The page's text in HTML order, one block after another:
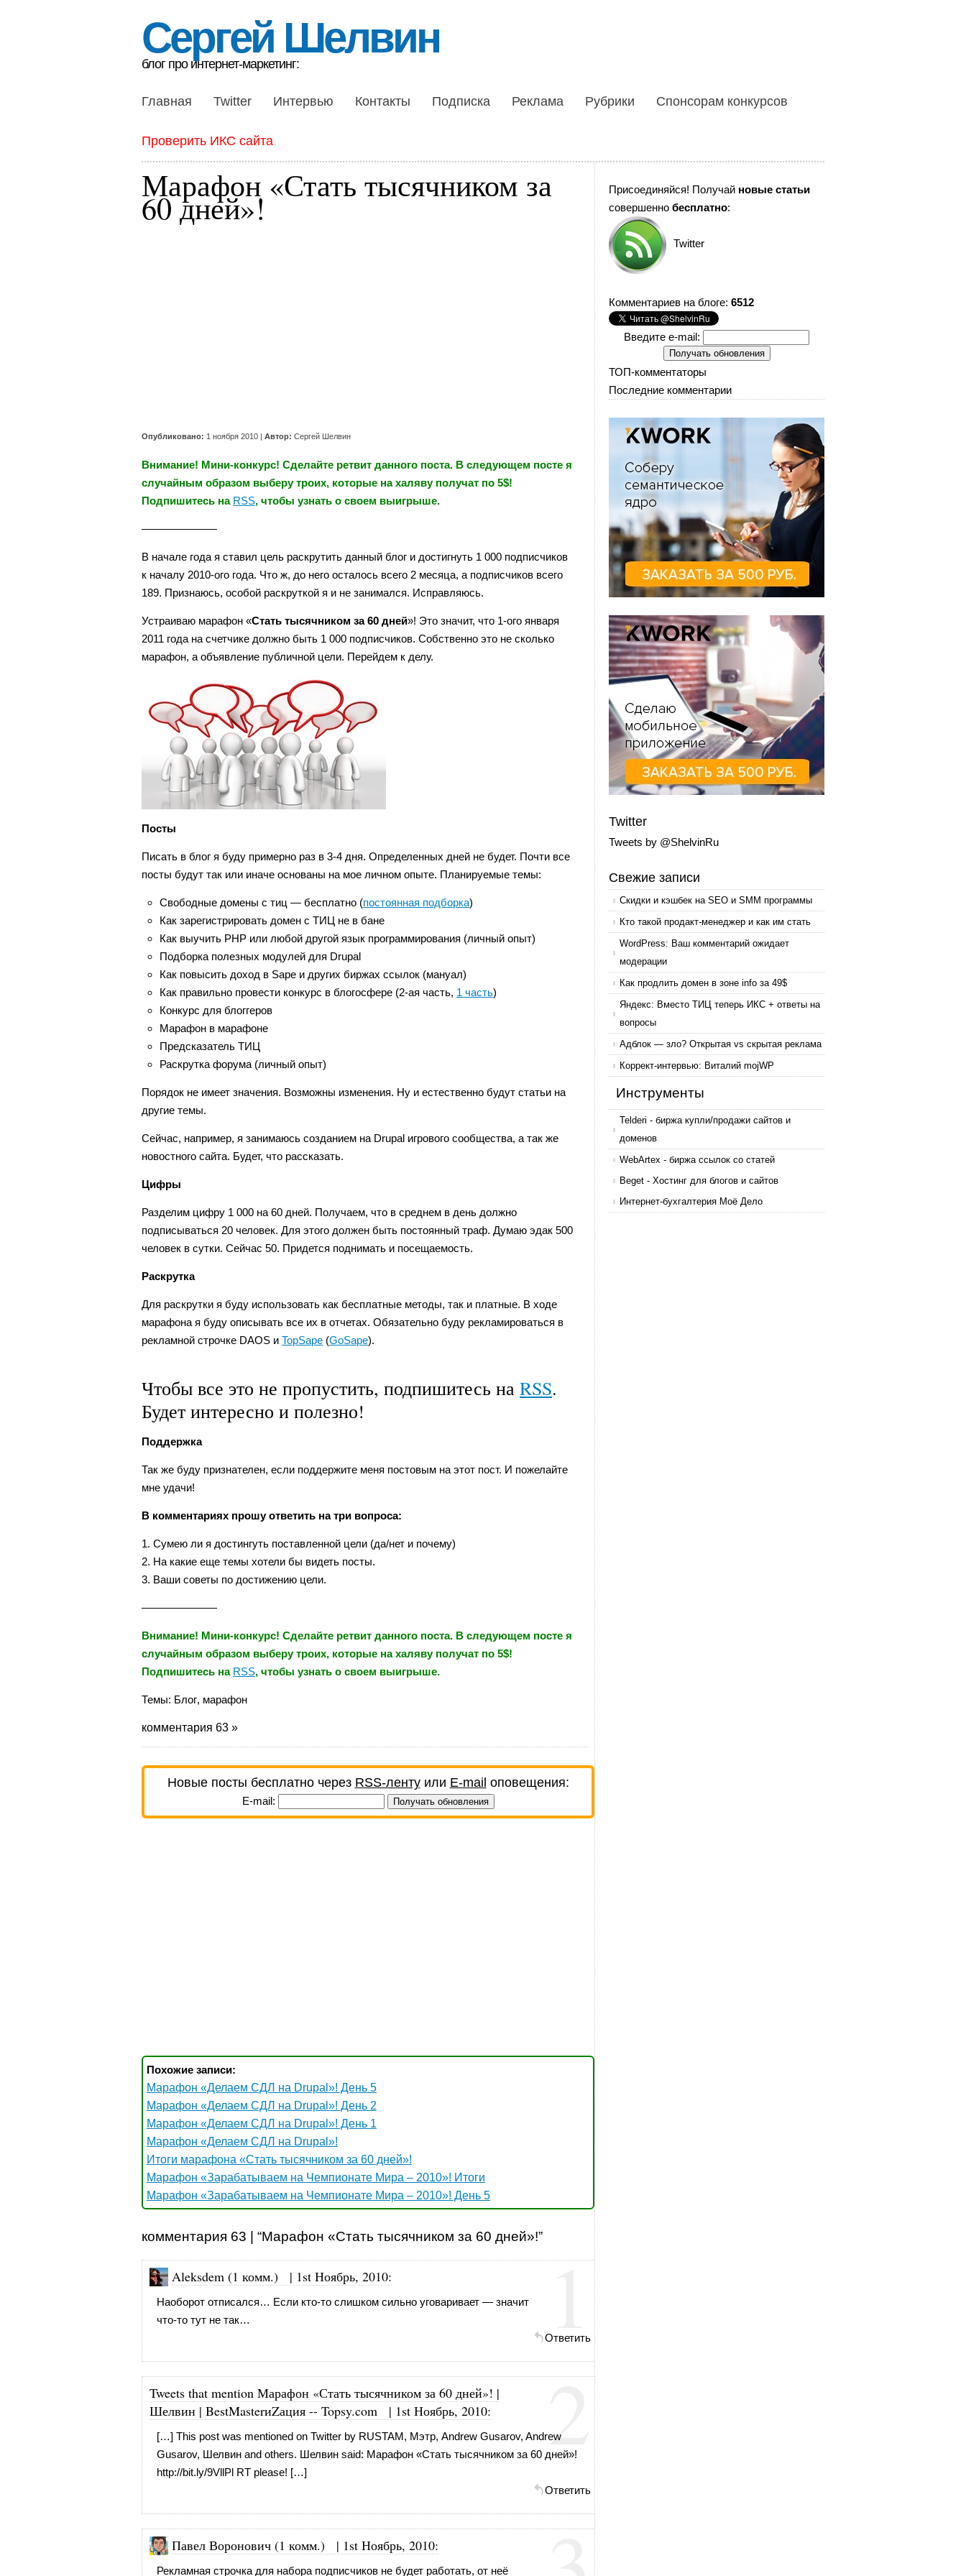
Сергей Шелвин
блог про интернет-маркетинг:
Главная Twitter Интервью Контакты Подписка Реклама Рубрики Спонсорам конкурсов
Проверить ИКС сайта
Марафон «Стать тысячником за
60 дней»!
Опубликовано: 1 ноября 2010 | Автор: Сергей Шелвин
Внимание! Мини-конкурс! Сделайте ретвит данного поста. В следующем посте я
случайным образом выберу троих, которые на халяву получат по 5$!
Подпишитесь на RSS, чтобы узнать о своем выигрыше.
———————
В начале года я ставил цель раскрутить данный блог и достигнуть 1 000 подписчиков
к началу 2010-ого года. Что ж, до него осталось всего 2 месяца, а подписчиков всего
189. Признаюсь, особой раскруткой я и не занимался. Исправляюсь.
Устраиваю марафон «Стать тысячником за 60 дней»! Это значит, что 1-ого января
2011 года на счетчике должно быть 1 000 подписчиков. Собственно это не сколько
марафон, а объявление публичной цели. Перейдем к делу.
Посты
Писать в блог я буду примерно раз в 3-4 дня. Определенных дней не будет. Почти все
посты будут так или иначе основаны на мое личном опыте. Планируемые темы:
Свободные домены с тиц — бесплатно (постоянная подборка)
Как зарегистрировать домен с ТИЦ не в бане
Как выучить PHP или любой другой язык программирования (личный опыт)
Подборка полезных модулей для Drupal
Как повысить доход в Sape и других биржах ссылок (мануал)
Как правильно провести конкурс в блогосфере (2-ая часть, 1 часть)
Конкурс для блоггеров
Марафон в марафоне
Предсказатель ТИЦ
Раскрутка форума (личный опыт)
Порядок не имеет значения. Возможны изменения. Ну и естественно будут статьи на
другие темы.
Сейчас, например, я занимаюсь созданием на Drupal игрового сообщества, а так же
новостного сайта. Будет, что рассказать.
Цифры
Разделим цифру 1 000 на 60 дней. Получаем, что в среднем в день должно
подписываться 20 человек. Для этого должен быть постоянный траф. Думаю эдак 500
человек в сутки. Сейчас 50. Придется поднимать и посещаемость.
Раскрутка
Для раскрутки я буду использовать как бесплатные методы, так и платные. В ходе
марафона я буду описывать все их в отчетах. Обязательно буду рекламироваться в
рекламной строчке DAOS и TopSape (GoSape).
Чтобы все это не пропустить, подпишитесь на RSS.
Будет интересно и полезно!
Поддержка
Так же буду признателен, если поддержите меня постовым на этот пост. И пожелайте
мне удачи!
В комментариях прошу ответить на три вопроса:
1. Сумею ли я достингуть поставленной цели (да/нет и почему)
2. На какие еще темы хотели бы видеть посты.
3. Ваши советы по достижению цели.
———————
Внимание! Мини-конкурс! Сделайте ретвит данного поста. В следующем посте я
случайным образом выберу троих, которые на халяву получат по 5$!
Подпишитесь на RSS, чтобы узнать о своем выигрыше.
Темы: Блог, марафон
комментария 63 »
Новые посты бесплатно через RSS-лентуили E-mail оповещения:
E-mail:
Похожие записи:
Марафон «Делаем СДЛ на Drupal»! День 5
Марафон «Делаем СДЛ на Drupal»! День 2
Марафон «Делаем СДЛ на Drupal»! День 1
Марафон «Делаем СДЛ на Drupal»!
Итоги марафона «Стать тысячником за 60 дней»!
Марафон «Зарабатываем на Чемпионате Мира – 2010»! Итоги
Марафон «Зарабатываем на Чемпионате Мира – 2010»! День 5
комментария 63 | “Марафон «Стать тысячником за 60 дней»!”
1
Aleksdem (1 комм.) | 1st Ноябрь, 2010:
Наоборот отписался… Если кто-то слишком сильно уговаривает — значит
что-то тут не так…
Ответить
2
Tweets that mention Марафон «Стать тысячником за 60 дней»! |
Шелвин | BestMasterиZация -- Topsy.com | 1st Ноябрь, 2010:
[…] This post was mentioned on Twitter by RUSTAM, Мэтр, Andrew Gusarov, Andrew
Gusarov, Шелвин and others. Шелвин said: Марафон «Стать тысячником за 60 дней»!
http://bit.ly/9VllPl RT please! […]
Ответить
Павел Воронович (1 комм.) | 1st Ноябрь, 2010:
Рекламная строчка для набора подписчиков не будет работать, от неё
Присоединяйся! Получай новые статьи
совершенно бесплатно:
Twitter
Комментариев на блоге: 6512
Введите e-mail:
ТОП-комментаторы
Последние комментарии
Twitter
Tweets by @ShelvinRu
Свежие записи
Скидки и кэшбек на SEO и SMM программы
Кто такой продакт-менеджер и как им стать
WordPress: Ваш комментарий ожидает
модерации
Как продлить домен в зоне info за 49$
Яндекс: Вместо ТИЦ теперь ИКС + ответы на
вопросы
Адблок — зло? Открытая vs скрытая реклама
Коррект-интервью: Виталий mojWP
Инструменты
Telderi - биржа купли/продажи сайтов и
доменов
WebArtex - биржа ссылок со статей
Beget - Хостинг для блогов и сайтов
Интернет-бухгалтерия Моё Дело